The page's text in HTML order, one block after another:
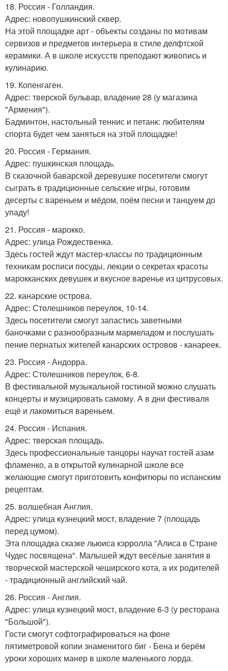
18. Россия - Голландия.
Адрес: новопушкинский сквер.
На этой площадке арт - объекты созданы по мотивам
сервизов и предметов интерьера в стиле делфтской
керамики. А в школе искусств преподают живопись и
кулинарию.
19. Копенгаген.
Адрес: тверской бульвар, владение 28 (у магазина
"Армения").
Бадминтон, настольный теннис и петанк: любителям
спорта будет чем заняться на этой площадке!
20. Россия - Германия.
Адрес: пушкинская площадь.
В сказочной баварской деревушке посетители смогут
сыграть в традиционные сельские игры, готовим
десерты с вареньем и мёдом, поём песни и танцуем до
упаду!
21. Россия - марокко.
Адрес: улица Рождественка.
Здесь гостей ждут мастер-классы по традиционным
техникам росписи посуды, лекции о секретах красоты
марокканских девушек и вкусное варенье из цитрусовых.
22. канарские острова.
Адрес: Столешников переулок, 10-14.
Здесь посетители смогут запастись заветными
баночками с разнообразным мармеладом и послушать
пение пернатых жителей канарских островов - канареек.
23. Россия - Андорра.
Адрес: Столешников переулок, 6-8.
В фестивальной музыкальной гостиной можно слушать
концерты и музицировать самому. А в дни фестиваля
ещё и лакомиться вареньем.
24. Россия - Испания.
Адрес: тверская площадь.
Здесь профессиональные танцоры научат гостей азам
фламенко, а в открытой кулинарной школе все
желающие смогут приготовить конфитюры по испанским
рецептам.
25. волшебная Англия.
Адрес: улица кузнецкий мост, владение 7 (площадь
перед цумом).
Эта площадка сказке льюиса кэрролла "Алиса в Стране
Чудес посвящена". Малышей ждут весёлые занятия в
творческой мастерской чеширского кота, а их родителей
- традиционный английский чай.
26. Россия - Англия.
Адрес: улица кузнецкий мост, владение 6-3 (у ресторана
"Большой").
Гости смогут софтографироваться на фоне
пятиметровой копии знаменитого биг - Бена и берём
уроки хороших манер в школе маленького лорда.